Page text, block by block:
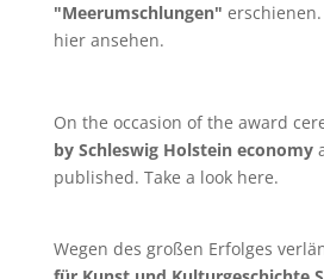
"Meerumschlungen"
hieransehen.
On the occasion of the award
by Schleswig Holstein economy
published. Take a look here.
Wegen des großen Erfolges